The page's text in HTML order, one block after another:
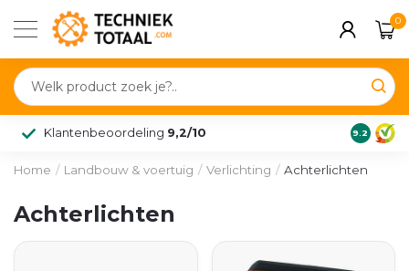
0
Klantenbeoordeling 9,2/10 9.2
Home / Landbouw & voertuig / Verlichting / Achterlichten
Achterlichten